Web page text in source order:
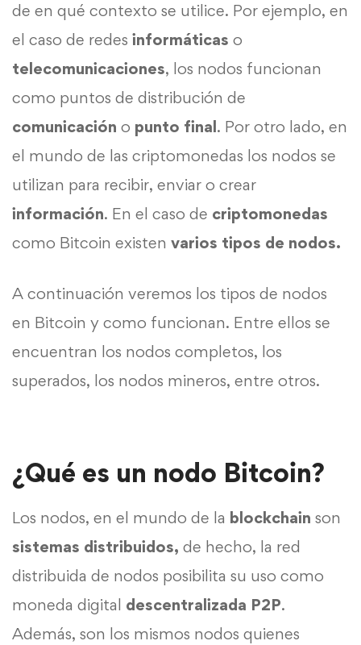
de en qué contexto se utilice. Por ejemplo, en
el caso de redes informáticas o
telecomunicaciones, los nodos funcionan
como puntos de distribución de
comunicación o punto final. Por otro lado, en
el mundo de las criptomonedas los nodos se
utilizan para recibir, enviar o crear
información. En el caso de criptomonedas
como Bitcoin existen varios tipos de nodos.
A continuación veremos los tipos de nodos
en Bitcoin y como funcionan. Entre ellos se
encuentran los nodos completos, los
superados, los nodos mineros, entre otros.
¿Qué es un nodo Bitcoin?
Los nodos, en el mundo de la blockchain son
sistemas distribuidos, de hecho, la red
distribuida de nodos posibilita su uso como
moneda digital descentralizada P2P.
Además, son los mismos nodos quienes